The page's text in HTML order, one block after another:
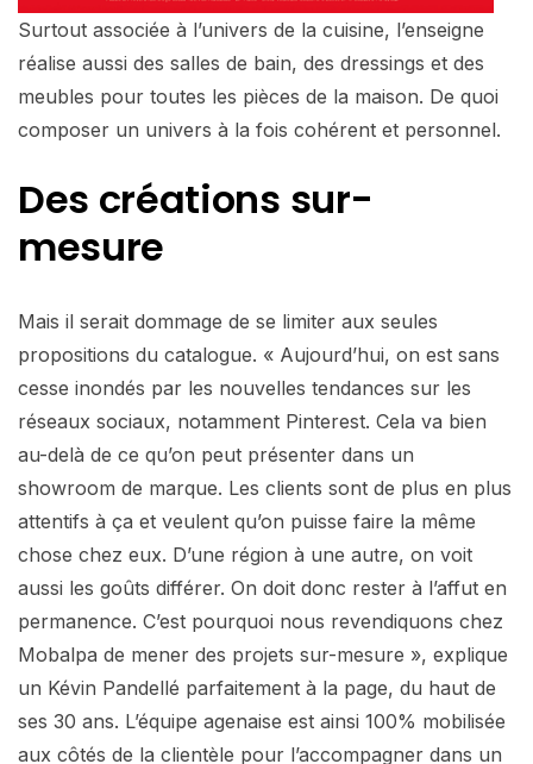
Surtout associée à l’univers de la cuisine, l’enseigne
réalise aussi des salles de bain, des dressings et des
meubles pour toutes les pièces de la maison. De quoi
composer un univers à la fois cohérent et personnel.
Des créations sur-
mesure
Mais il serait dommage de se limiter aux seules
propositions du catalogue. « Aujourd’hui, on est sans
cesse inondés par les nouvelles tendances sur les
réseaux sociaux, notamment Pinterest. Cela va bien
au-delà de ce qu’on peut présenter dans un
showroom de marque. Les clients sont de plus en plus
attentifs à ça et veulent qu’on puisse faire la même
chose chez eux. D’une région à une autre, on voit
aussi les goûts différer. On doit donc rester à l’affut en
permanence. C’est pourquoi nous revendiquons chez
Mobalpa de mener des projets sur-mesure », explique
un Kévin Pandellé parfaitement à la page, du haut de
ses 30 ans. L’équipe agenaise est ainsi 100% mobilisée
aux côtés de la clientèle pour l’accompagner dans un